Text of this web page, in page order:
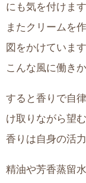
にも気を付けます
またクリームを
図をかけています
こんな風に働き
すると香りで自
け取りながら望
香りは自身の活力
精油や芳香蒸留